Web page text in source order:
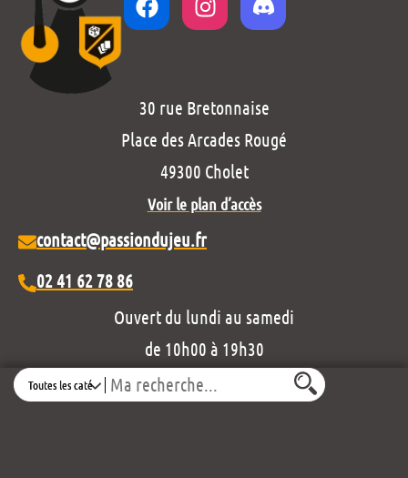
Search
30 rue Bretonnaise
Place des Arcades Rougé
49300 Cholet
Voir le plan d’accès
contact@passiondujeu.fr
02 41 62 78 86
Ouvert du lundi au samedi
de 10h00 à 19h30
Découvrez notre projet éditorial :